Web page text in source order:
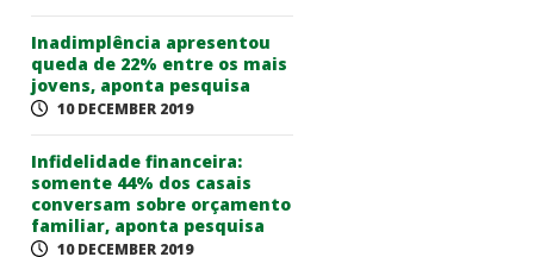
Inadimplência apresentou
queda de 22% entre os mais
jovens, aponta pesquisa
10 DECEMBER 2019
Infidelidade financeira:
somente 44% dos casais
conversam sobre orçamento
familiar, aponta pesquisa
10 DECEMBER 2019